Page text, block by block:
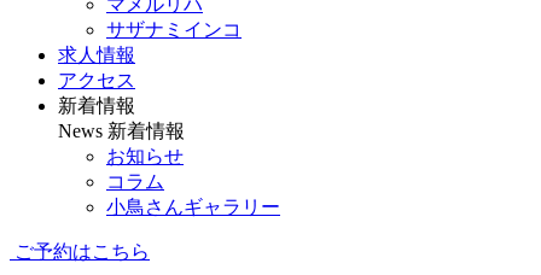
マメルリハ
サザナミインコ
求人情報
アクセス
新着情報
News 新着情報
お知らせ
コラム
小鳥さんギャラリー
ご予約はこちら